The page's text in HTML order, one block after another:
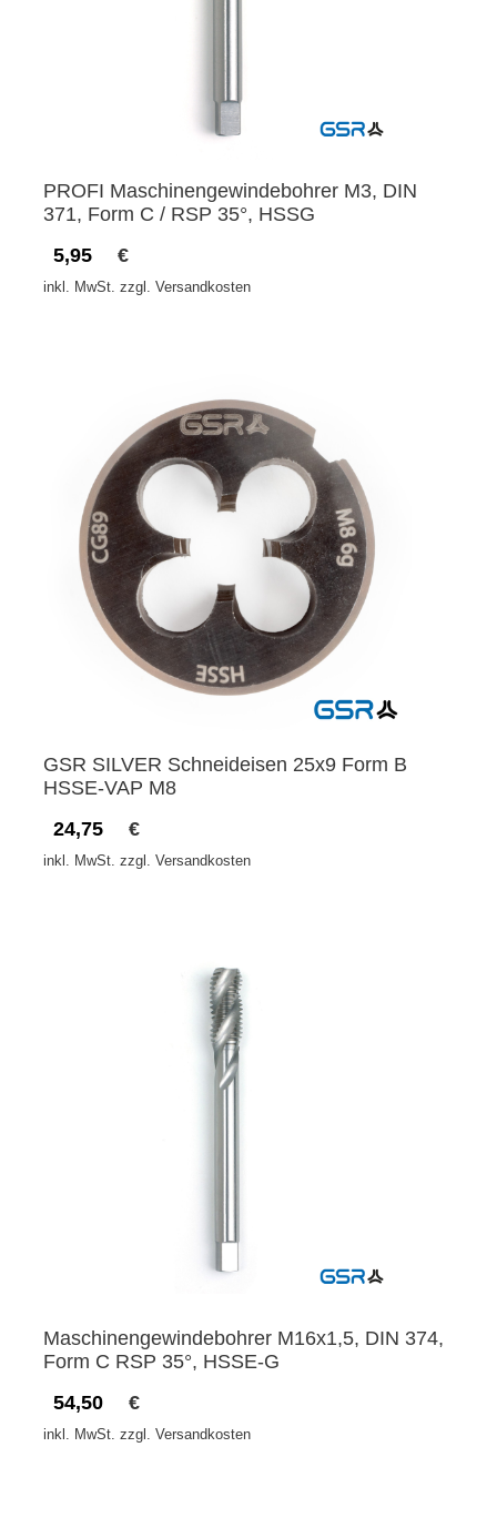
PROFI Maschinengewindebohrer M3, DIN
371, Form C / RSP 35°, HSSG
5,95
€
inkl. MwSt. zzgl. Versandkosten
GSR SILVER Schneideisen 25x9 Form B
HSSE-VAP M8
24,75
€
inkl. MwSt. zzgl. Versandkosten
Maschinengewindebohrer M16x1,5, DIN 374,
Form C RSP 35°, HSSE-G
54,50
€
inkl. MwSt. zzgl. Versandkosten